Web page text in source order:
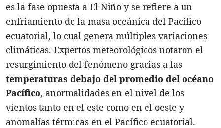
es la fase opuesta a El Niño y se refiere a un
enfriamiento de la masa oceánica del Pacífico
ecuatorial, lo cual genera múltiples variaciones
climáticas. Expertos meteorológicos notaron el
resurgimiento del fenómeno gracias a las
temperaturas debajo del promedio del océano
Pacífico, anormalidades en el nivel de los
vientos tanto en el este como en el oeste y
anomalías térmicas en el Pacífico ecuatorial.